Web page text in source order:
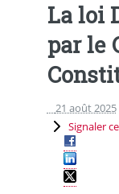
La loi
par le
21 août 2025
Signaler